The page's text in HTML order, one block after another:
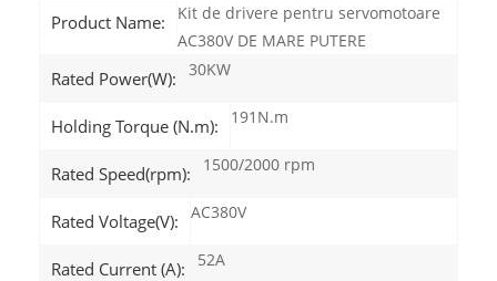
Product Name:
Kit de drivere pentru servomotoare
AC380V DE MARE PUTERE
Rated Power(W): 30KW
Holding Torque (N.m): 191N.m
Rated Speed(rpm): 1500/2000 rpm
Rated Voltage(V): AC380V
Rated Current (A): 52A